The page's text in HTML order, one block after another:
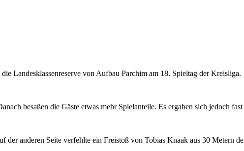
Landesklassenreserve von Aufbau Parchim am 18. Spieltag der Kreisliga.
besaßen die Gäste etwas mehr Spielanteile. Es ergaben sich jedoch
anderen Seite verfehlte ein Freistoß von Tobias Knaak aus 30 Metern